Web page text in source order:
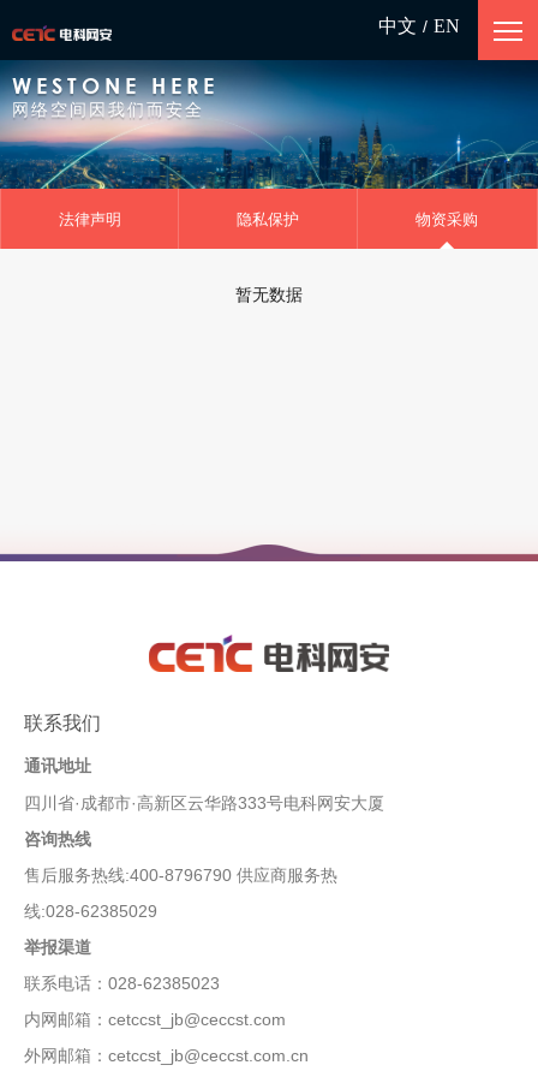
中文 / EN
WESTONE HERE
网络空间因我们而安全
法律声明 隐私保护 物资采购
暂无数据
联系我们
通讯地址
四川省·成都市·高新区云华路333号电科网安大厦
咨询热线
售后服务热线:400-8796790 供应商服务热
线:028-62385029
举报渠道
联系电话：028-62385023
内网邮箱：cetccst_jb@ceccst.com
外网邮箱：cetccst_jb@ceccst.com.cn